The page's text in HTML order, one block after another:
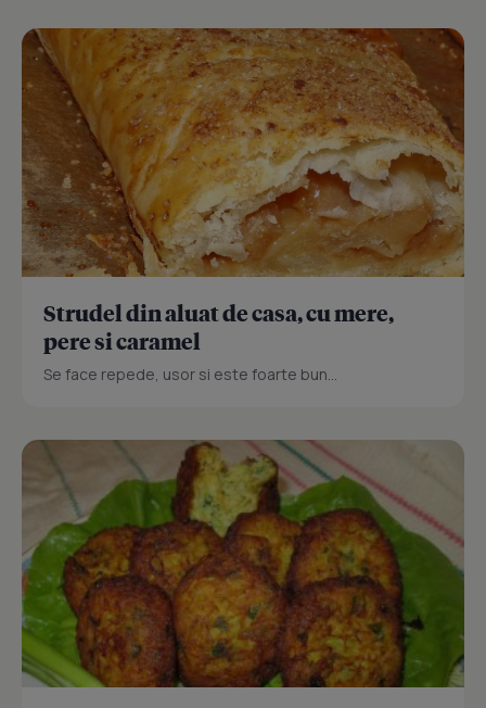
Strudel din aluat de casa, cu mere,
pere si caramel
Se face repede, usor si este foarte bun...